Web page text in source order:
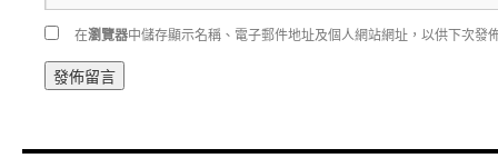
在瀏覽器中儲存顯示名稱、電子郵件地址及個人網站網址，以供下次發